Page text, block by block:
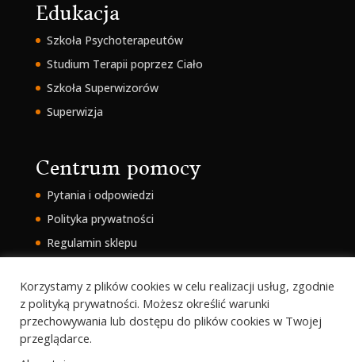
Edukacja
Szkoła Psychoterapeutów
Studium Terapii poprzez Ciało
Szkoła Superwizorów
Superwizja
Centrum pomocy
Pytania i odpowiedzi
Polityka prywatności
Regulamin sklepu
Korzystamy z plików cookies w celu realizacji usług, zgodnie
z polityką prywatności. Możesz określić warunki
przechowywania lub dostępu do plików cookies w Twojej
przeglądarce.